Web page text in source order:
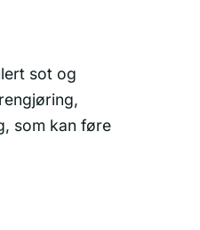
sot og
som kan føre